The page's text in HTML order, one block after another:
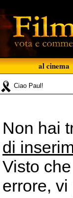
al cinema
Ciao Paul!
Non hai
di
Visto
errore,